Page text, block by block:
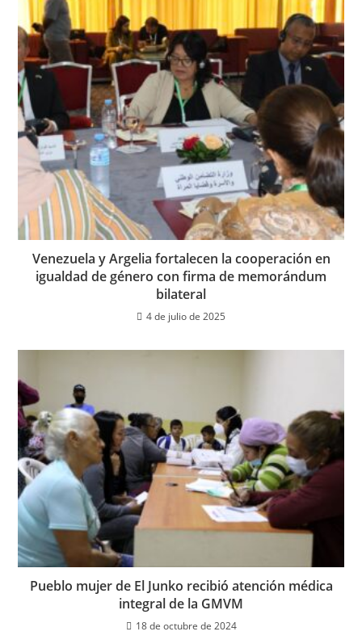
Venezuela y Argelia fortalecen la cooperación en
igualdad de género con firma de memorándum
bilateral
4 de julio de 2025
Pueblo mujer de El Junko recibió atención médica
integral de la GMVM
18 de octubre de 2024